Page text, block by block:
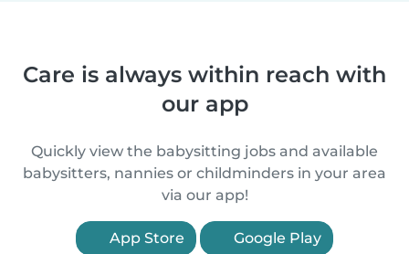
Care is always within reach with
our app
Quickly view the babysitting jobs and available
babysitters, nannies or childminders in your area
via our app!
App Store Google Play